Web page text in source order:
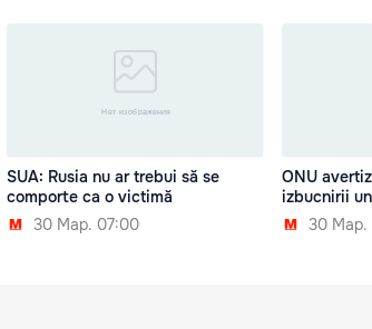
SUA: Rusia nu ar trebui să se
comporte ca o victimă
30 Мар. 07:00
ONU
izbucnirii
30 Мар.